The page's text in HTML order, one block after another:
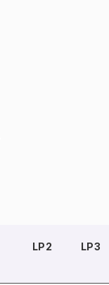
LP2 LP3